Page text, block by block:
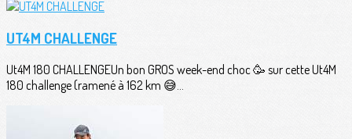
UT4M CHALLENGE
Ut4M 180 CHALLENGEUn bon GROS week-end choc 🥳 sur cette Ut4M
180 challenge (ramené à 162 km 😅...